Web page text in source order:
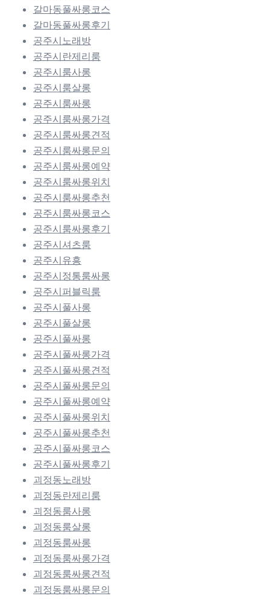
갈마동풀싸롱코스
갈마동풀싸롱후기
공주시노래방
공주시란제리룸
공주시룸사롱
공주시룸살롱
공주시룸싸롱
공주시룸싸롱가격
공주시룸싸롱견적
공주시룸싸롱문의
공주시룸싸롱예약
공주시룸싸롱위치
공주시룸싸롱추천
공주시룸싸롱코스
공주시룸싸롱후기
공주시셔츠룸
공주시유흥
공주시정통룸싸롱
공주시퍼블릭룸
공주시풀사롱
공주시풀살롱
공주시풀싸롱
공주시풀싸롱가격
공주시풀싸롱견적
공주시풀싸롱문의
공주시풀싸롱예약
공주시풀싸롱위치
공주시풀싸롱추천
공주시풀싸롱코스
공주시풀싸롱후기
괴정동노래방
괴정동란제리룸
괴정동룸사롱
괴정동룸살롱
괴정동룸싸롱
괴정동룸싸롱가격
괴정동룸싸롱견적
괴정동룸싸롱문의